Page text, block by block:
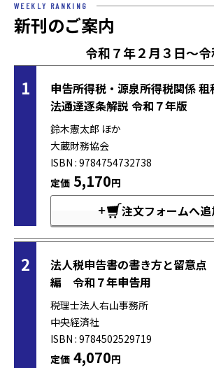
WEEKLY RANKING
新刊のご案内
令和７年２月３日～
1
申告所得税・源泉所得税関係
法通達逐条解説 令和７年版
鈴木憲太郎 ほか
大蔵財務協会
ISBN : 9784754732738
定価 5,170円
注文フォームへ追
2
法人税申告書の書き方と留意
編 令和７年申告用
税理士法人右山事務所
中央経済社
ISBN : 9784502529719
定価 4,070円